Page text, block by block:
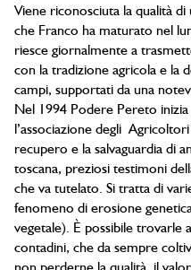
Viene riconosciuta la qualità
che Franco ha maturato nel
riesce giornalmente a
con la tradizione agricola e la
campi, supportati da una
Nel 1994 Podere Pereto
l’associazione degli
recupero e la salvaguardia di
toscana, preziosi testimoni
che va tutelato. Si tratta di
fenomeno di erosione
vegetale). È possibile trovarle
contadini, che da sempre